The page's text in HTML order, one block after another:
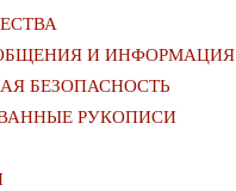
И ИНФОРМАЦИЯ
БЕЗОПАСНОСТЬ
РУКОПИСИ